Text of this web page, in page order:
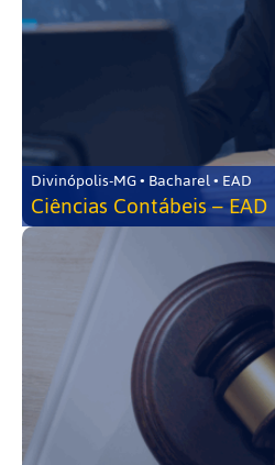
Divinópolis-MG • Bacharel • EAD
Ciências Contábeis – EAD